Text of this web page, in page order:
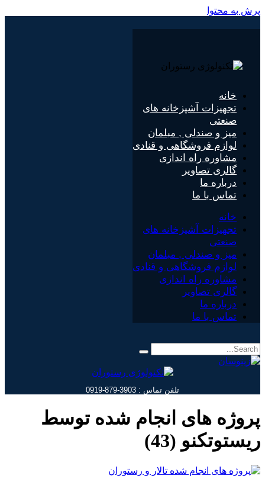
پرش به محتوا
خانه
تجهیزات آشپزخانه های
صنعتی
میز و صندلی , مبلمان
لوازم فروشگاهی و قنادی
مشاوره راه اندازی
گالری تصاویر
درباره ما
تماس با ما
خانه
تجهیزات آشپزخانه های
صنعتی
میز و صندلی , مبلمان
لوازم فروشگاهی و قنادی
مشاوره راه اندازی
گالری تصاویر
درباره ما
تماس با ما
تلفن تماس : 3903-879-0919
پروژه های انجام شده توسط
ریستوتکنو (43)